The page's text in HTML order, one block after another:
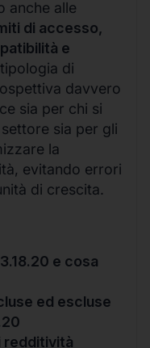
anche alle
di accesso,
e
di
davvero
sia per chi si
sia per gli
la
evitando errori
di crescita.
e cosa
ed escluse
redditività